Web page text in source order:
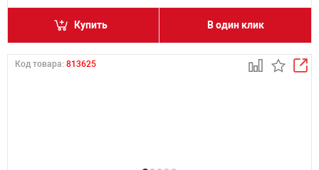
Купить В один клик
Код товара: 813625